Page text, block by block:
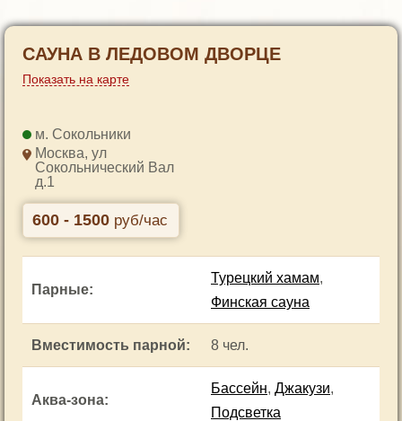
САУНА В ЛЕДОВОМ ДВОРЦЕ
Показать на карте
Сокольники
Москва, ул
Сокольнический Вал
д.1
600 - 1500 руб/час
Парные:
Турецкий хамам,
Финская сауна
Вместимость парной: 8 чел.
Аква-зона:
Бассейн, Джакузи,
Подсветка